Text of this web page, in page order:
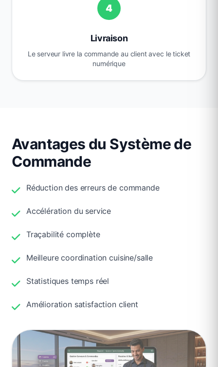
4
Livraison
Le serveur livre la commande au client avec le ticket
numérique
Avantages du Système de
Commande
Réduction des erreurs de commande
Accélération du service
Traçabilité complète
Meilleure coordination cuisine/salle
Statistiques temps réel
Amélioration satisfaction client